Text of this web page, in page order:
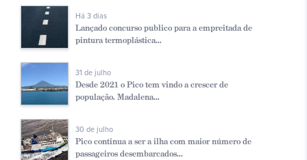
Há 3 dias
Lançado concurso publico para a empreitada de
pintura termoplástica...
31 de julho
Desde 2021 o Pico tem vindo a crescer de
população. Madalena...
30 de julho
Pico continua a ser a ilha com maior número de
passageiros desembarcados...